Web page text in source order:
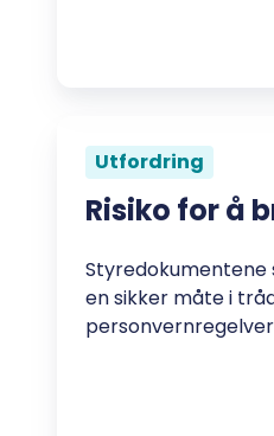
Utfordring
Risiko for å
Styredokumentene
en sikker måte i